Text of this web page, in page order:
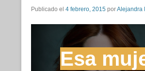
Publicado el 4 febrero, 2015 porAlejandra
Esa